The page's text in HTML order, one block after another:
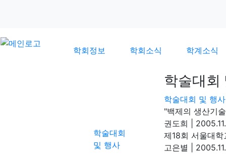
학회정보 학회소식 학계소식
학술대회
및 행사
학술대회
학술대회 및 행사
"백제의 생산기
권도희
제18회 서울대
고은별